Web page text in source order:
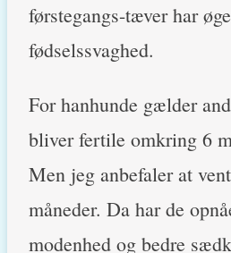
førstegangs-tæver har
fødselssvaghed.
For hanhunde gælder
bliver fertile omkring 6
Men jeg anbefaler at
måneder. Da har de
modenhed og bedre